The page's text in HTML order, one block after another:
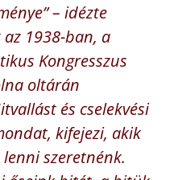
– idézte
1938-ban, a
Kongresszus
oltárán
és cselekvési
kifejezi, akik
szeretnénk.